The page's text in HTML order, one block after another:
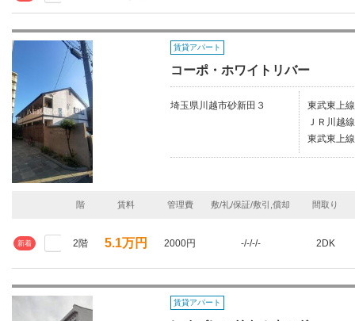
賃貸アパート
コーポ・ホワイトリバー
埼玉県川越市砂新田３
東武東上
ＪＲ川越
東武東上
階 賃料 管理費 敷/礼/保証/敷引,償却 間取り
新着 2階 5.1万円 2000円 -/-/-/- 2DK
賃貸アパート